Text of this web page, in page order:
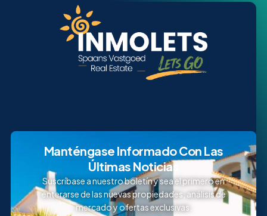
Manténgase Informado Con Las
Últimas Noticias
Suscríbase a nuestro boletín y sea el primero en
enterarse de las nuevas propiedades, análisis de
mercado y ofertas exclusivas.